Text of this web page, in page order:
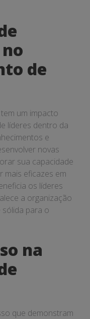
de
um impacto
líderes dentro da
e
novas
sua capacidade
mais eficazes em
os líderes
a organização
para o
na
que demonstram